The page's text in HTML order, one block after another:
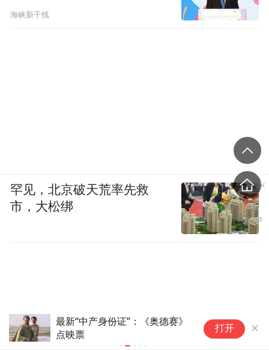
最新“中产身份证”：《奥德赛》
点映票
WTT横滨冠
打开
海峡新干线
罕见，北京破天荒率先救
市，大松绑